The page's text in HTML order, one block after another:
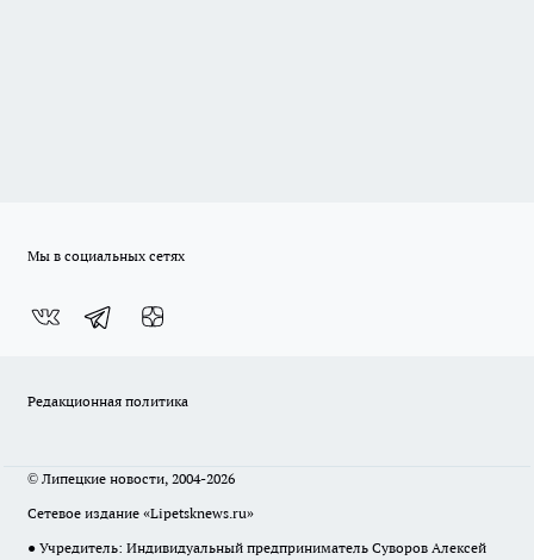
Мы в социальных сетях
Редакционная политика
© Липецкие новости, 2004-2026
Сетевое издание «Lipetsknews.ru»
● Учредитель: Индивидуальный предприниматель Суворов Алексей